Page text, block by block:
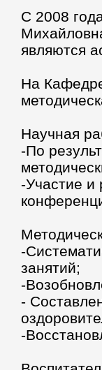
С 2008
являются
На
Научная
-По
-Участие и
-
занятий;
-
-
-